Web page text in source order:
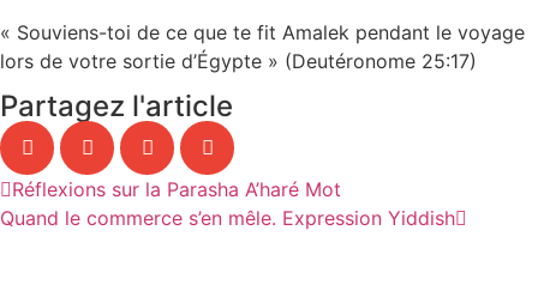
« Souviens-toi de ce que te fit Amalek pendant le voyage
lors de votre sortie d’Égypte » (Deutéronome 25:17)
Partagez l'article
Réflexions sur la Parasha A’haré Mot
Quand le commerce s’en mêle. Expression Yiddish